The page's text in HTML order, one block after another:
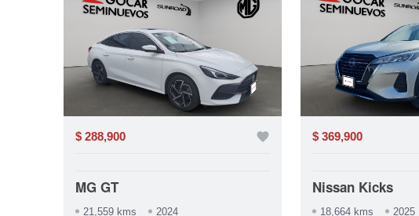
$ 288,900 favorite
MG GT
21,559 kms 2024
$ 369,900
Nissan Kicks
18,664 kms 2025